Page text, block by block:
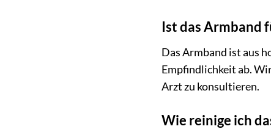
Ist das Armband
Das Armband ist aus
Empfindlichkeit ab.
Arzt zu konsultieren.
Wie reinige ich